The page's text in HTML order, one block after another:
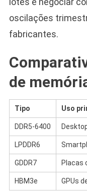
oscilações
fabricantes.
de
Tipo Uso
DDR5-6400
LPDDR6
GDDR7 Placas
HBM3e GPUs